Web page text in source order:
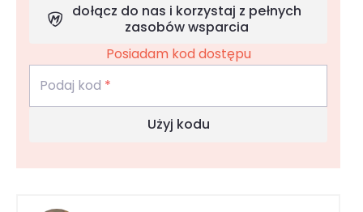
dołącz do nas i korzystaj z pełnych
zasobów wsparcia
Posiadam kod dostępu
Podaj kod *
Użyj kodu